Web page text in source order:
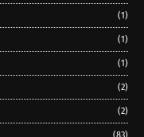
(1)
(1)
(1)
(2)
(2)